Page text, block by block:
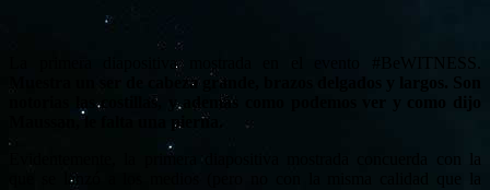
La primera diapositiva mostrada en el evento #BeWITNESS.
Muestra un ser de cabeza grande, brazos delgados y largos. Son
notorias las costillas, y además como podemos ver y como dijo
Maussan, le falta una pierna.
Evidentemente, la primera diapositiva mostrada concuerda con la
que se lanzó a los medios (pero no con la misma calidad que la